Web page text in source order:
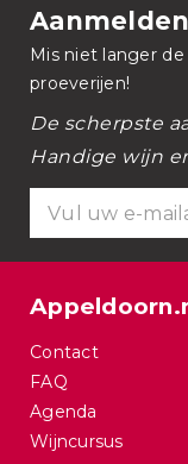
Mis niet langer
proeverijen!
De scherpste
Handige wijn
Contact
FAQ
Agenda
Wijncursus